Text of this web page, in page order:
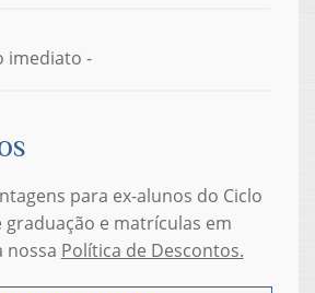
imediato -
para ex-alunos do Ciclo
graduação e matrículas em
nossa Política de Descontos.